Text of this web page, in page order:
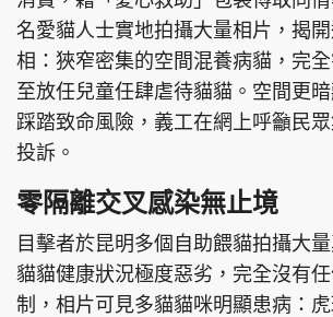
PCM 電腦廣場 星島頭條
親子王 Oh!爸媽
名愛貓人士實地拍攝大量相片，揭
相：狹窄密集的空間混養病貓，完
至放任兒童任肆虐待貓貓。空間更
踩踏致命風險，義工在網上呼籲民
投訴。
零隔離交叉感染無止境
目擊者於昆明多個自助餵貓拍攝大
貓貓健康狀況極度惡劣，完全沒有
制，相片可見多貓貓咪明顯患病：